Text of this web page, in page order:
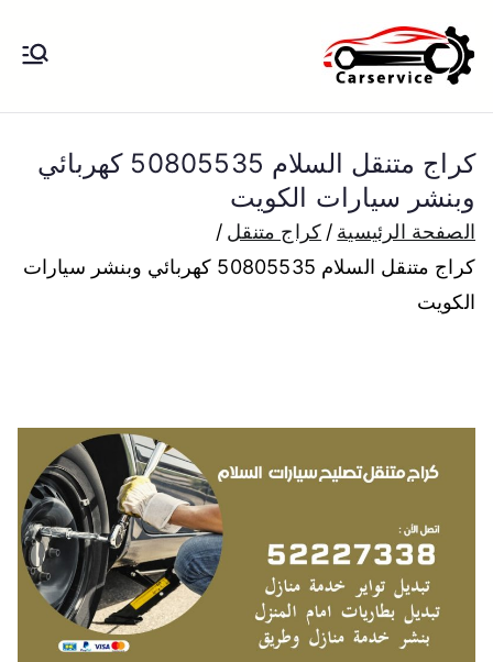
إلى
المحتوى
الكويت
بنشر متنقل الكويت كهرباء وبنشر تبديل
بارخص الاسعار
كراج متنقل السلام 50805535 كهربائي
وبنشر سيارات الكويت
الصفحة الرئيسية
كراج متنقل
كراج متنقل السلام 50805535 كهربائي وبنشر سيارات
الكويت